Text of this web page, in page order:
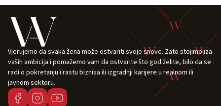
Vjerujemo da svaka žena može ostvariti svoje snove. Zato stojimo iza
vaših ambicija i pomažemo vam da ostvarite što god želite, bilo da se
radi o pokretanju i rastu biznisa ili izgradnji karijere u realnom ili
javnom sektoru.